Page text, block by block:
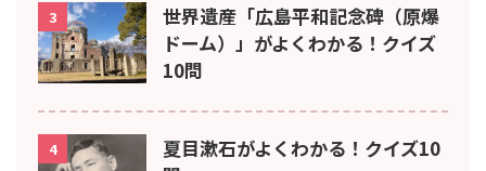
3
世界遺産「広島平和記念碑（原爆
ドーム）」がよくわかる！クイズ
10問
4
夏目漱石がよくわかる！クイズ10